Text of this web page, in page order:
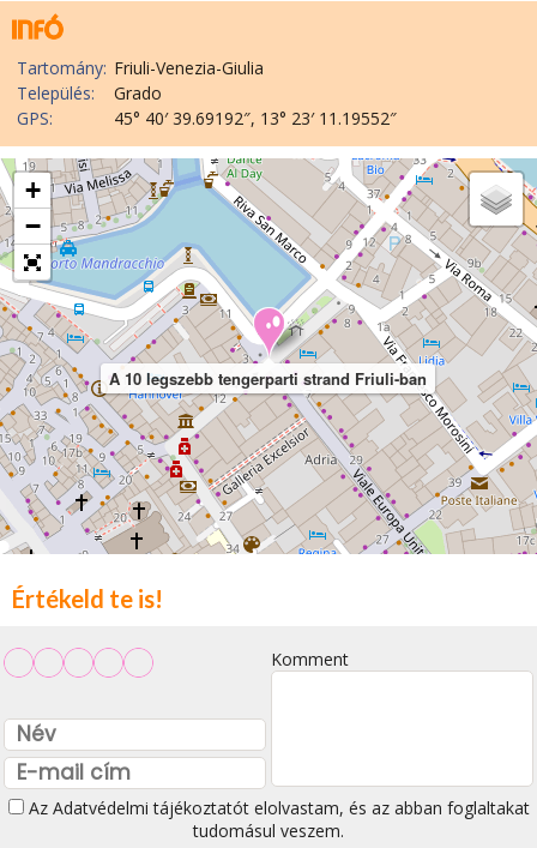
Tartomány: Friuli-Venezia-Giulia
Település:
Grado
GPS:
45° 40′ 39.69192″, 13° 23′ 11.19552″
A 10 legszebb tengerparti strand Friuli-ban
+
−
Értékeld te is!
Komment
Az Adatvédelmi tájékoztatótelolvastam, és az abban foglaltakat
tudomásul veszem.